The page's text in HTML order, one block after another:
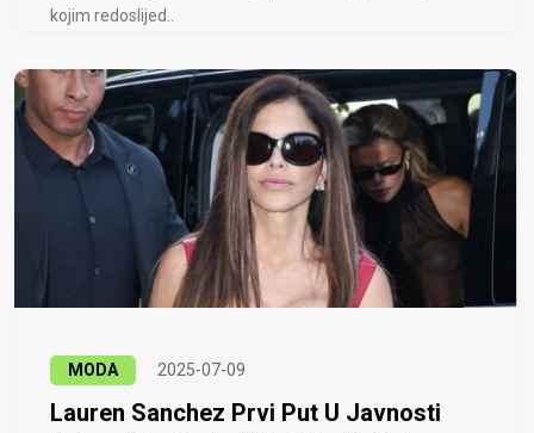
kojim redoslijed..
MODA 2025-07-09
Lauren Sanchez Prvi Put U Javnosti